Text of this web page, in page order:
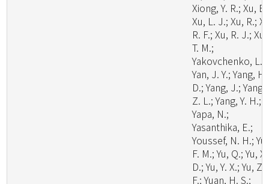
Xiong, Y. R.; Xu,
Xu, L. J.; Xu, R.;
R. F.; Xu, R. J.; Xu,
T. M.;
Yakovchenko, L.;
Yan, J. Y.; Yang, H.
D.; Yang, J.; Yang,
Z. L.; Yang, Y. H.;
Yapa, N.;
Yasanthika, E.;
Youssef, N. H.; Yu,
F. M.; Yu, Q.; Yu, X.
D.; Yu, Y. X.; Yu, Z.
F.; Yuan, H. S.;